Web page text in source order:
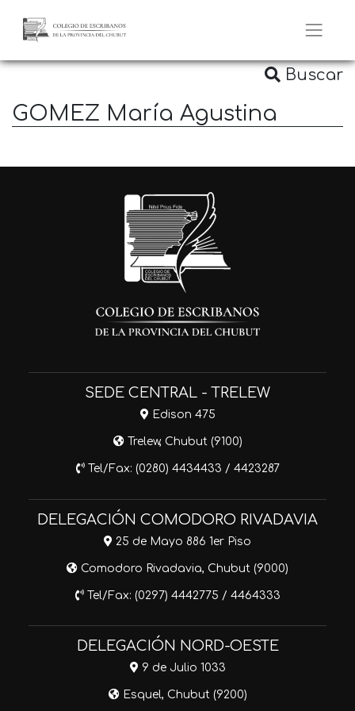
Buscar
GOMEZ María Agustina
SEDE CENTRAL - TRELEW
Edison 475
Trelew, Chubut (9100)
Tel/Fax: (0280) 4434433 / 4423287
DELEGACIÓN COMODORO RIVADAVIA
25 de Mayo 886 1er Piso
Comodoro Rivadavia, Chubut (9000)
Tel/Fax: (0297) 4442775 / 4464333
DELEGACIÓN NORD-OESTE
9 de Julio 1033
Esquel, Chubut (9200)